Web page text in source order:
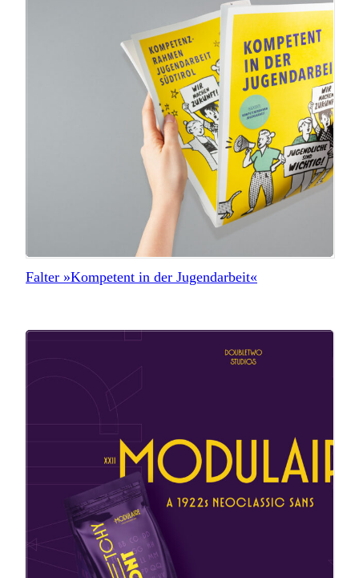
Falter »Kompetent in der Jugendarbeit«